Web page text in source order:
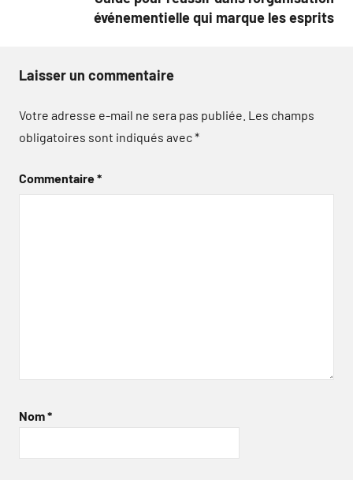
événementielle qui marque les esprits
Laisser un commentaire
Votre adresse e-mail ne sera pas publiée. Les champs
obligatoires sont indiqués avec*
Commentaire*
Nom*